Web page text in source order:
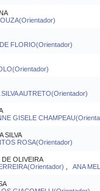
FLORIO(Orientador)
AUTRETO(Orientador)
GISELE
SILVA
ROSA(Orientador)
DE OLIVEIRA
ANA